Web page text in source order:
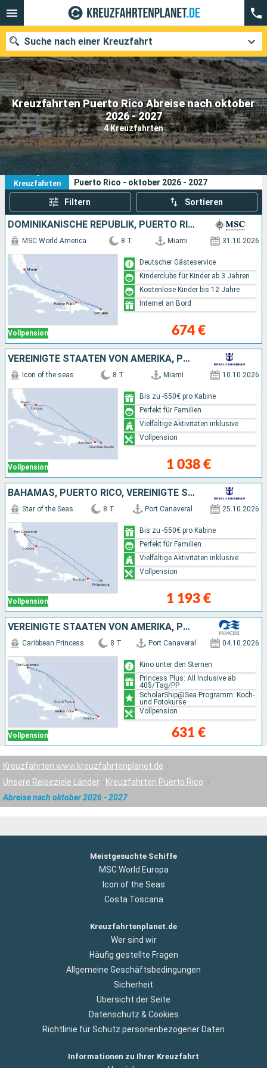
Kreuzfahrten Puerto Rico Abreise nach oktober
2026 - 2027
4 Kreuzfahrten
Suche nach einer Kreuzfahrt
Unsere Ziele
Abfahrtsmonat
Häfen
Suchen
4
Kreuzfahrten
Puerto Rico - oktober 2026 - 2027
Filtern Sortieren
DOMINIKANISCHE REPUBLIK, PUERTO RICO, BAHAMAS, VEREINIGTE STAATEN VON AMERIKA
Vollpension
MSC World America 8 T Miami 31.10.2026
674 €
Deutscher Gästeservice
Kinderclubs für Kinder ab 3 Jahren
Kostenlose Kinder bis 12 Jahre
Internet an Bord
VEREINIGTE STAATEN VON AMERIKA, PUERTO RICO, BAHAMAS
Vollpension
Icon of the seas 8 T Miami 10.10.2026
1 038 €
Bis zu -550€ pro Kabine
Perfekt für Familien
Vielfältige Aktivitäten inklusive
Vollpension
BAHAMAS, PUERTO RICO, VEREINIGTE STAATEN VON AMERIKA
Vollpension
Star of the Seas 8 T Port Canaveral 25.10.2026
1 193 €
Bis zu -550€ pro Kabine
Perfekt für Familien
Vielfältige Aktivitäten inklusive
Vollpension
VEREINIGTE STAATEN VON AMERIKA, PUERTO RICO, DOMINIKANISCHE REPUBLIK
Vollpension
Caribbean Princess 8 T Port Canaveral 04.10.2026
631 €
Kino unter den Sternen
Princess Plus: All Inclusive ab
40$/Tag/PP
ScholarShip@Sea Programm: Koch-
und Fotokurse
Vollpension
Kreuzfahrten www.kreuzfahrtenplanet.de
Unsere Reiseziele Länder
Kreuzfahrten Puerto Rico
Abreise nach oktober 2026 - 2027
Meistgesuchte Schiffe
MSC World Europa
Icon of the Seas
Costa Toscana
Kreuzfahrtenplanet.de
Wer sind wir
Häufig gestellte Fragen
Allgemeine Geschäftsbedingungen
Sicherheit
Übersicht der Seite
Datenschutz & Cookies
Richtlinie für Schutz personenbezogener Daten
Informationen zu Ihrer Kreuzfahrt